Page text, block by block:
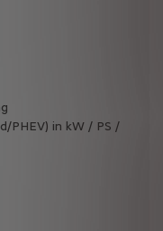
PHEV) in kW / PS /